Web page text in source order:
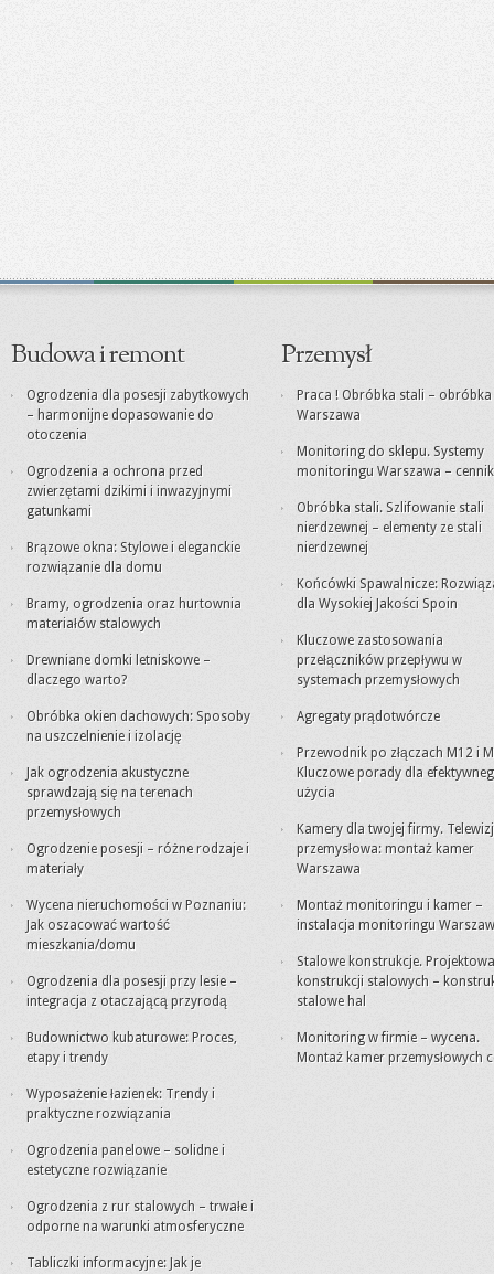
Budowa i remont
Ogrodzenia dla posesji zabytkowych
– harmonijne dopasowanie do
otoczenia
Ogrodzenia a ochrona przed
zwierzętami dzikimi i inwazyjnymi
gatunkami
Brązowe okna: Stylowe i eleganckie
rozwiązanie dla domu
Bramy, ogrodzenia oraz hurtownia
materiałów stalowych
Drewniane domki letniskowe –
dlaczego warto?
Obróbka okien dachowych: Sposoby
na uszczelnienie i izolację
Jak ogrodzenia akustyczne
sprawdzają się na terenach
przemysłowych
Ogrodzenie posesji – różne rodzaje i
materiały
Wycena nieruchomości w Poznaniu:
Jak oszacować wartość
mieszkania/domu
Ogrodzenia dla posesji przy lesie –
integracja z otaczającą przyrodą
Budownictwo kubaturowe: Proces,
etapy i trendy
Wyposażenie łazienek: Trendy i
praktyczne rozwiązania
Ogrodzenia panelowe – solidne i
estetyczne rozwiązanie
Ogrodzenia z rur stalowych – trwałe i
odporne na warunki atmosferyczne
Tabliczki informacyjne: Jak je
Przemysł
Praca ! Obróbka stali – obróbka
Warszawa
Monitoring do sklepu. Systemy
monitoringu Warszawa – cennik
Obróbka stali. Szlifowanie stali
nierdzewnej – elementy ze stali
nierdzewnej
Końcówki Spawalnicze:
dla Wysokiej Jakości Spoin
Kluczowe zastosowania
przełączników przepływu w
systemach przemysłowych
Agregaty prądotwórcze
Przewodnik po złączach M12 i
Kluczowe porady dla
użycia
Kamery dla twojej firmy.
przemysłowa: montaż kamer
Warszawa
Montaż monitoringu i kamer –
instalacja monitoringu
Stalowe konstrukcje.
konstrukcji stalowych –
stalowe hal
Monitoring w firmie – wycena.
Montaż kamer przemysłowych